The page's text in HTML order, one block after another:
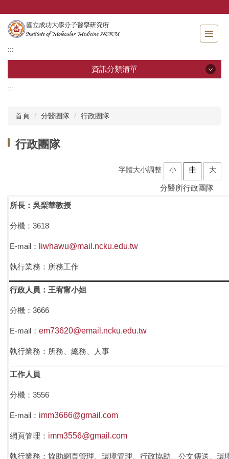
主
內
容
:::
資訊分類清單
學位考試
分醫團隊
課程資訊
學術活動
演講訊息
分醫所門禁管制
所長園地
相關規章
:::
首頁 分醫團隊 行政團隊
行政團隊
字體大小調整 小 中 大
分醫所行政團隊
所長：吳梨華教授
分機：3618
E-mail： liwhawu@mail.ncku.edu.tw
執行業務：所務工作
行政人員：王宥甯小姐
分機：3666
E-mail： em73620@email.ncku.edu.tw
執行業務：所務、總務、人事
工作人員
分機：3556
E-mail： imm3666@gmail.com
網頁管理： imm3556@gmail.com
執行業務：協助網頁管理、環境管理、行政協助、公文傳送、環